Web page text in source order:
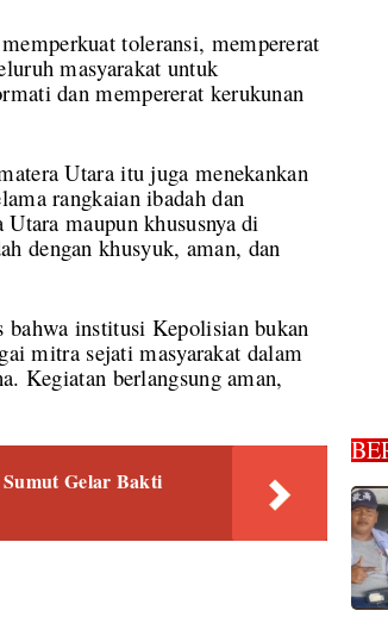
toleransi, mempererat
masyarakat untuk
dan mempererat kerukunan
Utara itu juga menekankan
rangkaian ibadah dan
maupun khususnya di
dengan khusyuk, aman, dan
bahwa institusi Kepolisian bukan
mitra sejati masyarakat dalam
Kegiatan berlangsung aman,
Gelar Bakti